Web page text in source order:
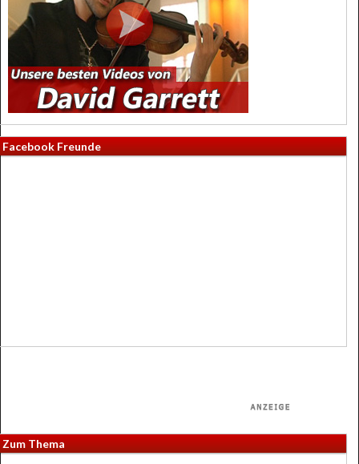
Facebook Freunde
Zum Thema